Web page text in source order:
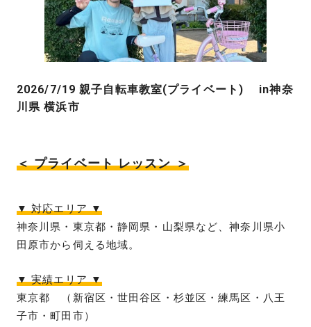
2026/7/19 親子自転車教室(プライベート) in神奈
川県 横浜市
＜ プライベート レッスン ＞
▼ 対応エリア ▼
神奈川県・東京都・静岡県・山梨県など、神奈川県小
田原市から伺える地域。
▼ 実績エリア ▼
東京都 （新宿区・世田谷区・杉並区・練馬区・八王
子市・町田市）